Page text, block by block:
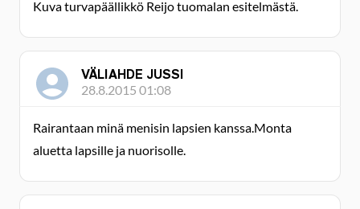
Kuva turvapäällikkö Reijo tuomalan esitelmästä.
VÄLIAHDE JUSSI
28.8.2015 01:08
Rairantaan minä menisin lapsien kanssa.Monta
aluetta lapsille ja nuorisolle.